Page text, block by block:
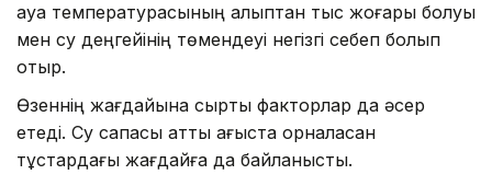
ауа температурасының қалыптан тыс жоғары болуы
мен су деңгейінің төмендеуі негізгі себеп болып
отыр.
Өзеннің жағдайына сыртқы факторлар да әсер
етеді. Су сапасы қатты ағыста орналасқан
тұстардағы жағдайға да байланысты.